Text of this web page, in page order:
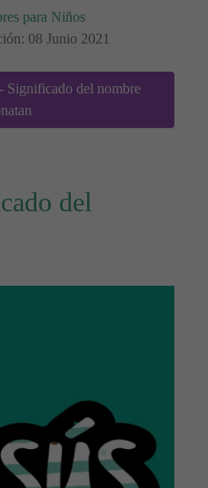
para Niños
08 Junio 2021
Significado del nombre
del